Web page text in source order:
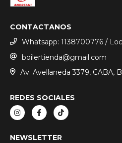
CONTACTANOS
Whatsapp: 1138700776 /
boilertienda@gmail.com
Av. Avellaneda 3379, CABA,
REDES SOCIALES
NEWSLETTER